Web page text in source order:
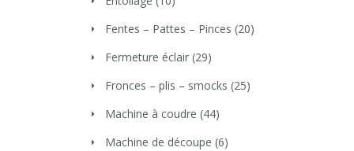
Fentes – Pattes – Pinces (20)
Fermeture éclair (29)
Fronces – plis – smocks (25)
Machine à coudre (44)
Machine de découpe (6)